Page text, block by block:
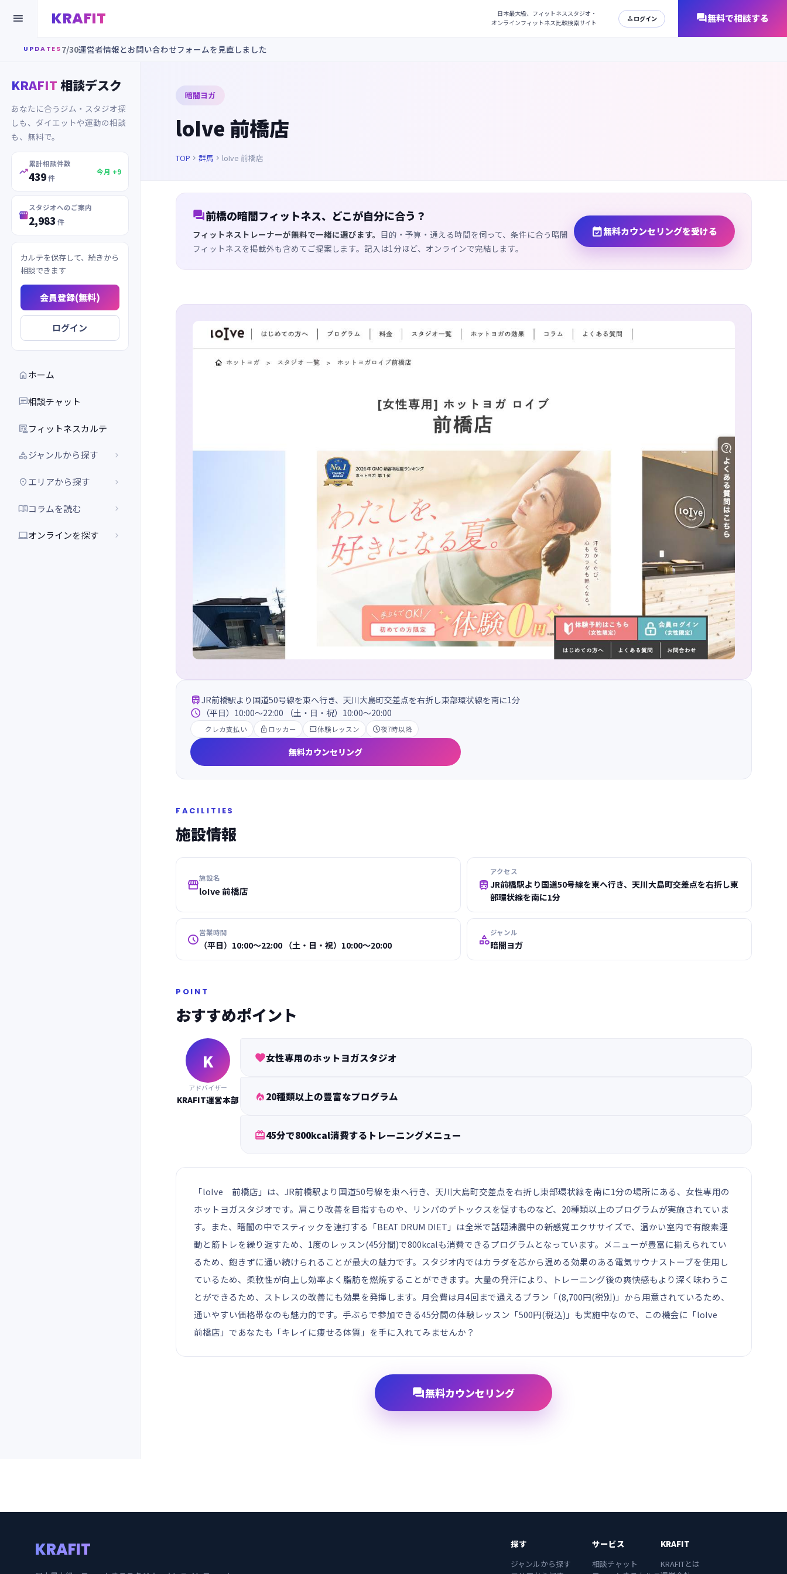
KRAFIT 日本最大級、フィットネススタジオ・
オンラインフィットネス比較検索サイト

UPDATES 7/30運営者情報とお問い合わせフォームを見直しました
KRAFIT 相談デスク
あなたに合うジム・スタジオ探
しも、ダイエットや運動の相談
も、無料で。

累計相談件数
439件
今月 +9

スタジオへのご案内
2,983 件
カルテを保存して、続きから
相談できます
会員登録(無料)
ログイン
ホーム
相談チャット
フィットネスカルテ
ジャンルから探す 
エリアから探す 
コラムを読む 
オンラインを探す 
暗闇ヨガ
loIve 前橋店
TOP  群馬  loIve 前橋店
前橋の暗闇フィットネス、どこが自分に合う？
フィットネストレーナーが無料で一緒に選びます。 目的・予算・通える時間を伺って、条件に合う暗闇
フィットネスを掲載外も含めてご提案します。記入は1分ほど、オンラインで完結します。
無料カウンセリングを受ける
JR前橋駅より国道50号線を東へ行き、天川大島町交差点を右折し東部環状線を南に1分
 （平日）10:00～22:00 （土・日・祝）10:00～20:00
クレカ支払い ロッカー 体験レッスン 夜7時以降
無料カウンセリング
FACILITIES
施設情報
施設名
loIve 前橋店 
アクセス
JR前橋駅より国道50号線を東へ行き、天川大島町交差点を右折し東
部環状線を南に1分
営業時間
（平日）10:00～22:00 （土・日・祝）10:00～20:00 ジャンル
暗闇ヨガ
POINT
おすすめポイント
K
アドバイザー
KRAFIT運営本部
女性専用のホットヨガスタジオ
20種類以上の豊富なプログラム
45分で800kcal消費するトレーニングメニュー
「loIve 前橋店」は、JR前橋駅より国道50号線を東へ行き、天川大島町交差点を右折し東部環状線を南に1分の場所にある、女性専用の
ホットヨガスタジオです。肩こり改善を目指すものや、リンパのデトックスを促すものなど、20種類以上のプログラムが実施されていま
す。また、暗闇の中でスティックを連打する「BEAT DRUM DIET」は全米で話題沸騰中の新感覚エクササイズで、温かい室内で有酸素運
動と筋トレを繰り返すため、1度のレッスン(45分間)で800kcalも消費できるプログラムとなっています。メニューが豊富に揃えられてい
るため、飽きずに通い続けられることが最大の魅力です。スタジオ内ではカラダを芯から温める効果のある電気サウナストーブを使用し
ているため、柔軟性が向上し効率よく脂肪を燃焼することができます。大量の発汗により、トレーニング後の爽快感もより深く味わうこ
とができるため、ストレスの改善にも効果を発揮します。月会費は月4回まで通えるプラン「(8,700円(税別)」から用意されているため、
通いやすい価格帯なのも魅力的です。手ぶらで参加できる45分間の体験レッスン「500円(税込)」も実施中なので、この機会に「loIve
前橋店」であなたも「キレイに痩せる体質」を手に入れてみませんか？
無料カウンセリング
KRAFIT 探す
ジャンルから探す
サービス
相談チャット
KRAFIT
KRAFITとは